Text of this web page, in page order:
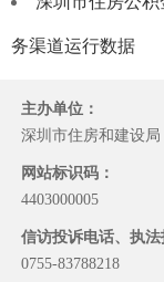
务渠道运行数据
主办单位：
深圳市住房和建设局
网站标识码：
4403000005
信访投诉电话、执法
0755-83788218